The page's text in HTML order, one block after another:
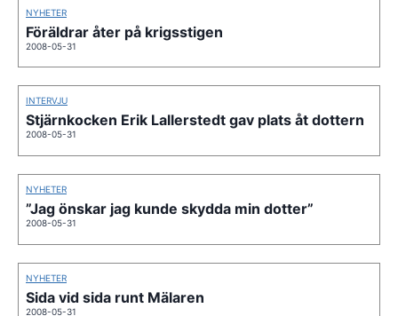
NYHETER
Föräldrar åter på krigsstigen
2008-05-31
INTERVJU
Stjärnkocken Erik Lallerstedt gav plats åt dottern
2008-05-31
NYHETER
”Jag önskar jag kunde skydda min dotter”
2008-05-31
NYHETER
Sida vid sida runt Mälaren
2008-05-31